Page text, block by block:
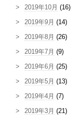
2019年10月 (16)
2019年9月 (14)
2019年8月 (26)
2019年7月 (9)
2019年6月 (25)
2019年5月 (13)
2019年4月 (7)
2019年3月 (21)